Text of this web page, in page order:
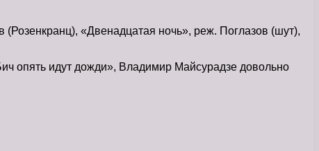
«Двенадцатая ночь», реж. Поглазов (шут),
опять идут дожди», Владимир Майсурадзе довольно